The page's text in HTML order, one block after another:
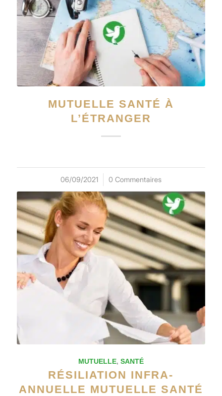
MUTUELLE SANTÉ À
L’ÉTRANGER
06/09/2021
/ 0 Commentaires
MUTUELLE, SANTÉ
RÉSILIATION INFRA-
ANNUELLE MUTUELLE SANTÉ